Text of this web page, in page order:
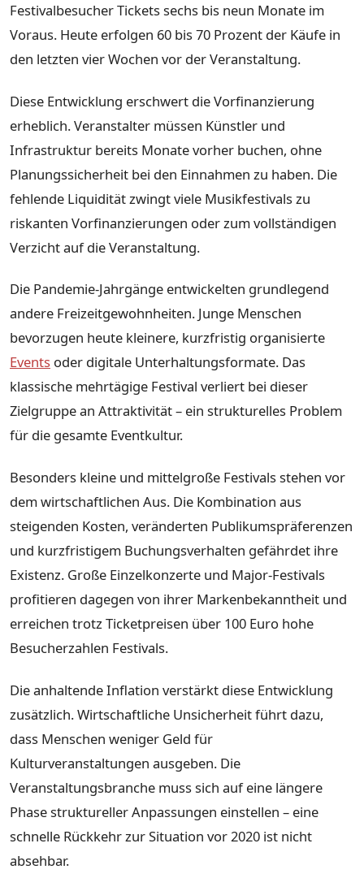
Festivalbesucher Tickets sechs bis neun Monate im
Voraus. Heute erfolgen 60 bis 70 Prozent der Käufe in
den letzten vier Wochen vor der Veranstaltung.
Diese Entwicklung erschwert die Vorfinanzierung
erheblich. Veranstalter müssen Künstler und
Infrastruktur bereits Monate vorher buchen, ohne
Planungssicherheit bei den Einnahmen zu haben. Die
fehlende Liquidität zwingt viele Musikfestivals zu
riskanten Vorfinanzierungen oder zum vollständigen
Verzicht auf die Veranstaltung.
Die Pandemie-Jahrgänge entwickelten grundlegend
andere Freizeitgewohnheiten. Junge Menschen
bevorzugen heute kleinere, kurzfristig organisierte
Events oder digitale Unterhaltungsformate. Das
klassische mehrtägige Festival verliert bei dieser
Zielgruppe an Attraktivität – ein strukturelles Problem
für die gesamte Eventkultur.
Besonders kleine und mittelgroße Festivals stehen vor
dem wirtschaftlichen Aus. Die Kombination aus
steigenden Kosten, veränderten Publikumspräferenzen
und kurzfristigem Buchungsverhalten gefährdet ihre
Existenz. Große Einzelkonzerte und Major-Festivals
profitieren dagegen von ihrer Markenbekanntheit und
erreichen trotz Ticketpreisen über 100 Euro hohe
Besucherzahlen Festivals.
Die anhaltende Inflation verstärkt diese Entwicklung
zusätzlich. Wirtschaftliche Unsicherheit führt dazu,
dass Menschen weniger Geld für
Kulturveranstaltungen ausgeben. Die
Veranstaltungsbranche muss sich auf eine längere
Phase struktureller Anpassungen einstellen – eine
schnelle Rückkehr zur Situation vor 2020 ist nicht
absehbar.